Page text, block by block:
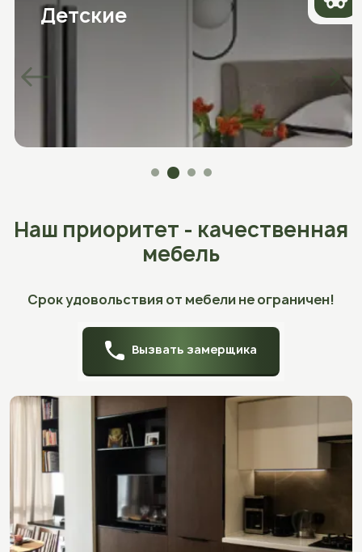
Детские
Наш приоритет - качественная
мебель
Срок удовольствия от мебели не ограничен!
Вызвать замерщика